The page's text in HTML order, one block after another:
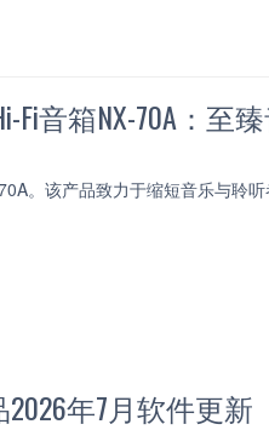
音箱NX-70A：至
。该产品致力于缩短音乐与聆
年7月软件更新